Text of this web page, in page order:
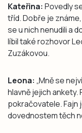
Kateřina: Povedly
tříd. Dobře je
se u nich nenudili a
líbil také rozhovor
Zuzákovou.
Leona: „Mně se
hlavně jejich ankety.
pokračovatele. Fajn
dovednostem těch